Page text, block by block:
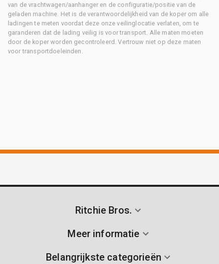
van de vrachtwagen/aanhanger en de configuratie/positie van de
geladen machine. Het is de verantwoordelijkheid van de koper om alle
ladingen te meten voordat deze onze veilinglocatie verlaten, om te
garanderen dat de lading veilig is voor transport. Alle maten moeten
door de koper worden gecontroleerd. Vertrouw niet op deze maten
voor transportdoeleinden.
Ritchie Bros.
Meer informatie
Belangrijkste categorieën